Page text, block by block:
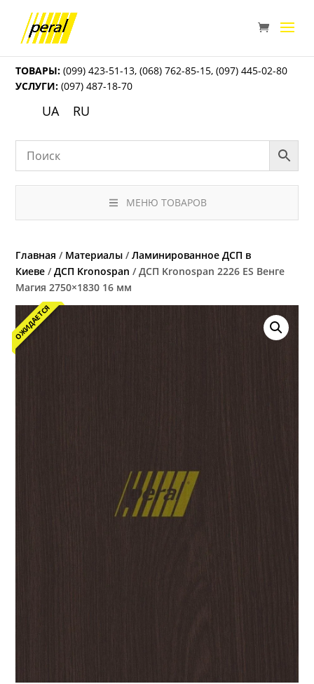
ТОВАРЫ: (099) 423-51-13,(068) 762-85-15,(097) 445-02-80
УСЛУГИ: (097) 487-18-70
UA RU
МЕНЮ ТОВАРОВ
Главная / Материалы /Ламинированное ДСП в
Киеве /ДСП Kronospan / ДСП Kronospan 2226 ES Венге
Магия 2750×1830 16 мм
ОЖИДАЕТСЯ